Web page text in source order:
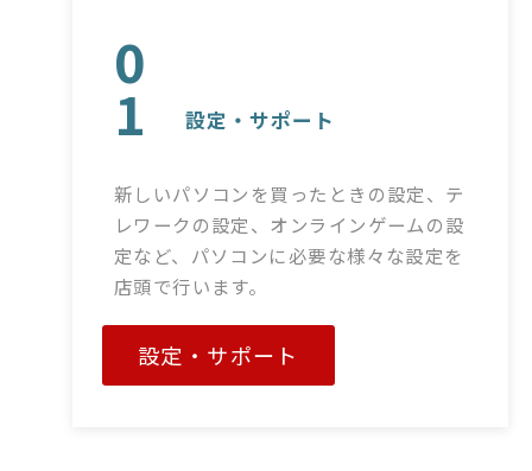
0
1 設定・サポート
新しいパソコンを買ったときの設定、テ
レワークの設定、オンラインゲームの設
定など、パソコンに必要な様々な設定を
店頭で行います。
設定・サポート